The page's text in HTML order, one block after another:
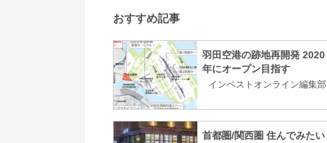
おすすめ記事
羽田空港の跡地再開発 2020
年にオープン目指す
インベストオンライン編集部
首都圏/関西圏 住んでみたい